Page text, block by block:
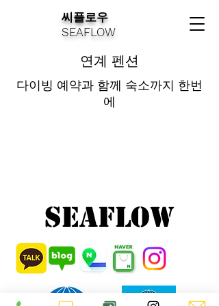
씨플로우
SEAFLOW
연계 펜션
​다이빙 예약과 함께 숙소까지 한번
에
SeaFlow